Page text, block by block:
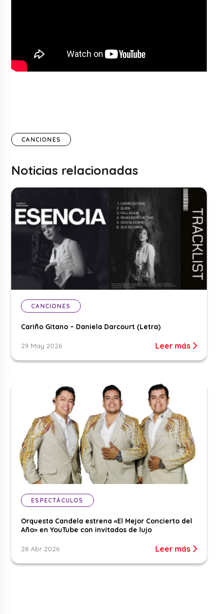
CANCIONES
Noticias relacionadas
CANCIONES
Cariño Gitano – Daniela Darcourt (Letra)
29 May 2026 Leer más
ESPECTÁCULOS
Orquesta Candela estrena «El Mejor Concierto del
Año» en YouTube con invitados de lujo
28 Abr 2026 Leer más